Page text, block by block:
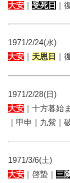
大安
受死日 ｜
1971/2/24(水)
大安
天恩日 ｜
1971/2/28(日)
大安 ｜十方暮始
｜甲申｜九紫｜
1971/3/6(土)
大安 ｜啓蟄｜ 三